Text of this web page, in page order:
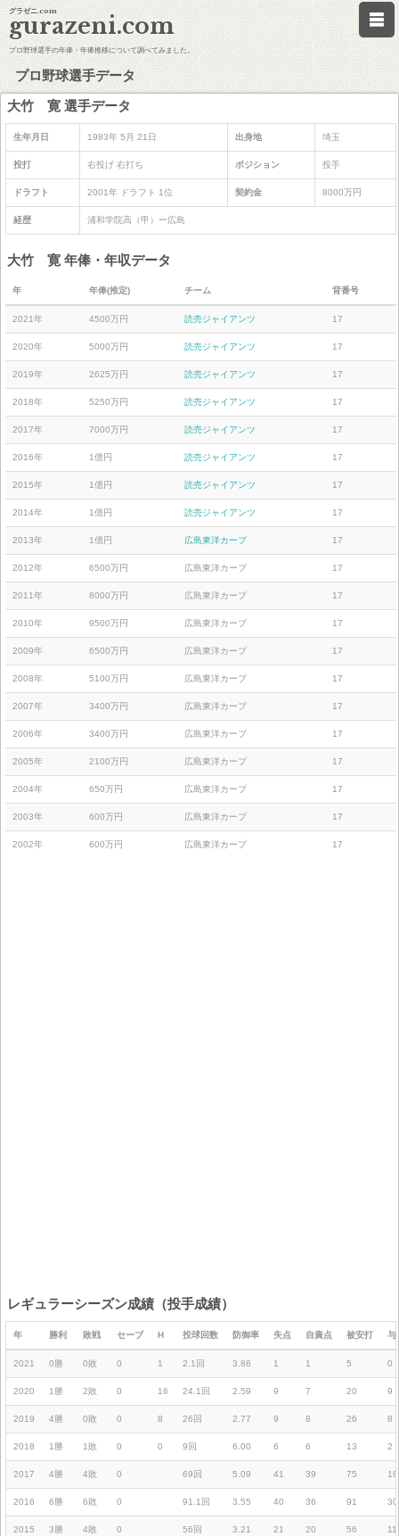
グラゼニ.com
gurazeni.com
プロ野球選手の年俸・年俸推移について調べてみました。
プロ野球選手データ
大竹 寛 選手データ
生年月日 1983年 5月 21日 出身地 埼玉
投打 右投げ 右打ち ポジション 投手
ドラフト 2001年 ドラフト 1位 契約金 8000万円
経歴 浦和学院高（甲）ー広島
大竹 寛 年俸・年収データ
年 年俸(推定) チーム 背番号
2021年 4500万円 読売ジャイアンツ 17
2020年 5000万円 読売ジャイアンツ 17
2019年 2625万円 読売ジャイアンツ 17
2018年 5250万円 読売ジャイアンツ 17
2017年 7000万円 読売ジャイアンツ 17
2016年 1億円 読売ジャイアンツ 17
2015年 1億円 読売ジャイアンツ 17
2014年 1億円 読売ジャイアンツ 17
2013年 1億円 広島東洋カープ 17
2012年 6500万円 広島東洋カープ 17
2011年 8000万円 広島東洋カープ 17
2010年 9500万円 広島東洋カープ 17
2009年 6500万円 広島東洋カープ 17
2008年 5100万円 広島東洋カープ 17
2007年 3400万円 広島東洋カープ 17
2006年 3400万円 広島東洋カープ 17
2005年 2100万円 広島東洋カープ 17
2004年 650万円 広島東洋カープ 17
2003年 600万円 広島東洋カープ 17
2002年 600万円 広島東洋カープ 17
レギュラーシーズン成績（投手成績）
年 勝利 敗戦 セーブ H 投球回数 防御率 失点 自責点 被安打 与
2021 0勝 0敗 0 1 2.1回 3.86 1 1 5 0
2020 1勝 2敗 0 16 24.1回 2.59 9 7 20 9
2019 4勝 0敗 0 8 26回 2.77 9 8 26 8
2018 1勝 1敗 0 0 9回 6.00 6 6 13 2
2017 4勝 4敗 0 69回 5.09 41 39 75 18
2016 6勝 6敗 0 91.1回 3.55 40 36 91 30
2015 3勝 4敗 0 56回 3.21 21 20 56 11